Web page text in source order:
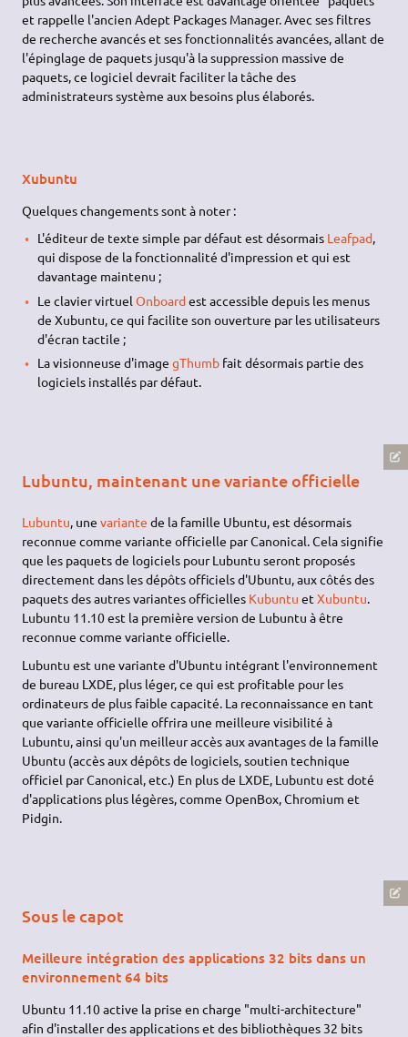
et rappelle l'ancien Adept Packages Manager. Avec ses filtres
de recherche avancés et ses fonctionnalités avancées, allant de
l'épinglage de paquets jusqu'à la suppression massive de
paquets, ce logiciel devrait faciliter la tâche des
administrateurs système aux besoins plus élaborés.
Xubuntu
Quelques changements sont à noter :
L'éditeur de texte simple par défaut est désormais Leafpad,
qui dispose de la fonctionnalité d'impression et qui est
davantage maintenu ;
Le clavier virtuel Onboardest accessible depuis les menus
de Xubuntu, ce qui facilite son ouverture par les utilisateurs
d'écran tactile ;
La visionneuse d'image gThumbfait désormais partie des
logiciels installés par défaut.
Lubuntu, maintenant une variante officielle
Lubuntu, unevariante de la famille Ubuntu, est désormais
reconnue comme variante officielle par Canonical. Cela signifie
que les paquets de logiciels pour Lubuntu seront proposés
directement dans les dépôts officiels d'Ubuntu, aux côtés des
paquets des autres variantes officielles Kubuntu etXubuntu.
Lubuntu 11.10 est la première version de Lubuntu à être
reconnue comme variante officielle.
Lubuntu est une variante d'Ubuntu intégrant l'environnement
de bureau LXDE, plus léger, ce qui est profitable pour les
ordinateurs de plus faible capacité. La reconnaissance en tant
que variante officielle offrira une meilleure visibilité à
Lubuntu, ainsi qu'un meilleur accès aux avantages de la famille
Ubuntu (accès aux dépôts de logiciels, soutien technique
officiel par Canonical, etc.) En plus de LXDE, Lubuntu est doté
d'applications plus légères, comme OpenBox, Chromium et
Pidgin.
Sous le capot
Meilleure intégration des applications 32 bits dans un
environnement 64 bits
Ubuntu 11.10 active la prise en charge "multi-architecture"
afin d'installer des applications et des bibliothèques 32 bits